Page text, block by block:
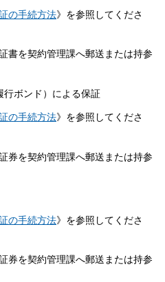
の手続方法》を参照してくださ
を契約管理課へ郵送または持参
行ボンド）による保証
の手続方法》を参照してくださ
を契約管理課へ郵送または持参
の手続方法》を参照してくださ
を契約管理課へ郵送または持参